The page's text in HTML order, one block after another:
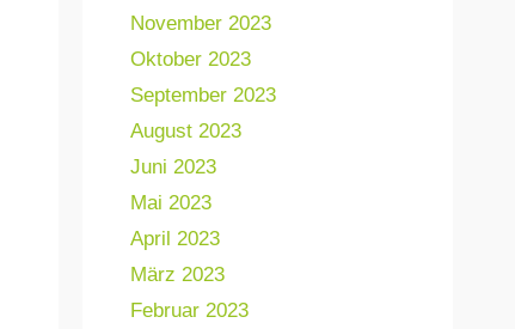
November 2023
Oktober 2023
September 2023
August 2023
Juni 2023
Mai 2023
April 2023
März 2023
Februar 2023